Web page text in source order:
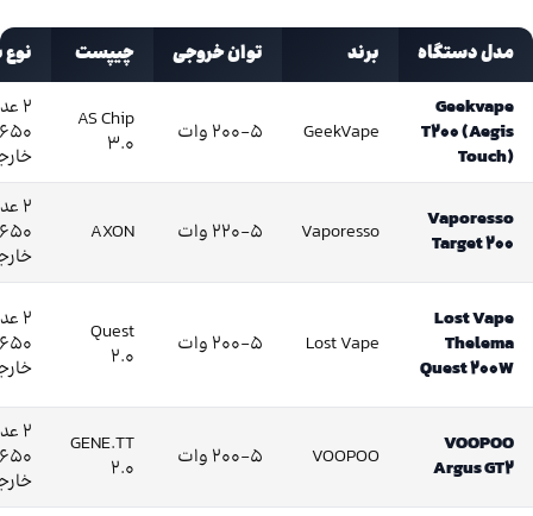
مدل دستگاه برند توان خروجی چیپست نوع
Geekvape
T200 (Aegis
Touch)
GeekVape 5–200 وات
AS Chip
3.0
۲
Vaporesso
Target 200
Vaporesso 5–220 وات AXON
۲
Lost Vape
Thelema
Quest 200W
Lost Vape 5–200 وات
Quest
2.0
۲
VOOPOO
Argus GT2
VOOPOO 5–200 وات
GENE.TT
2.0
۲